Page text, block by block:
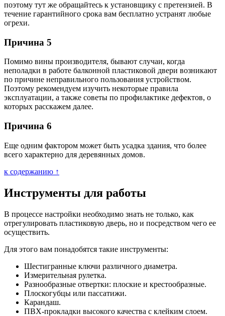
поэтому тут же обращайтесь к установщику с претензией. В
течение гарантийного срока вам бесплатно устранят любые
огрехи.
Причина 5
Помимо вины производителя, бывают случаи, когда
неполадки в работе балконной пластиковой двери возникают
по причине неправильного пользования устройством.
Поэтому рекомендуем изучить некоторые правила
эксплуатации, а также советы по профилактике дефектов, о
которых расскажем далее.
Причина 6
Еще одним фактором может быть усадка здания, что более
всего характерно для деревянных домов.
к содержанию ↑
Инструменты для работы
В процессе настройки необходимо знать не только, как
отрегулировать пластиковую дверь, но и посредством чего ее
осуществить.
Для этого вам понадобятся такие инструменты:
Шестигранные ключи различного диаметра.
Измерительная рулетка.
Разнообразные отвертки: плоские и крестообразные.
Плоскогубцы или пассатижи.
Карандаш.
ПВХ-прокладки высокого качества с клейким слоем.